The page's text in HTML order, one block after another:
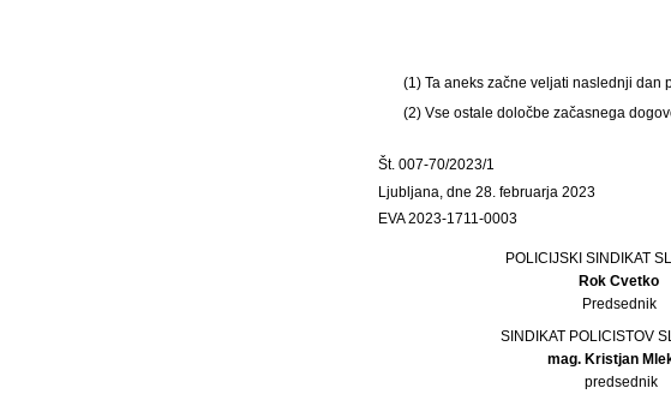
(1) Ta aneks začne veljati naslednji
(2) Vse ostale določbe začasnega
Št. 007-70/2023/1
Ljubljana, dne 28. februarja 2023
EVA 2023-1711-0003
POLICIJSKI SINDIKAT
Rok Cvetko
Predsednik
SINDIKAT POLICISTOV
mag. Kristjan
predsednik